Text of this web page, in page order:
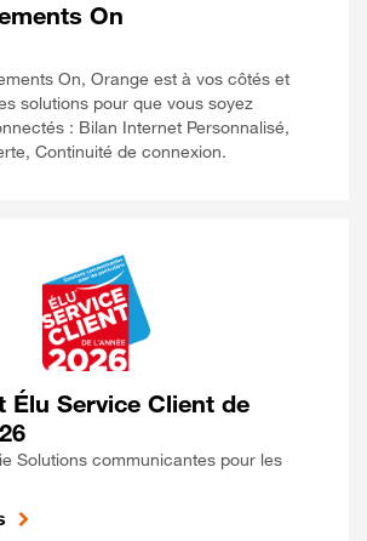
On
On, Orange est à vos côtés et
solutions pour que vous soyez
: Bilan Internet Personnalisé,
Continuité de connexion.
Élu Service Client de
Solutions communicantes pour les